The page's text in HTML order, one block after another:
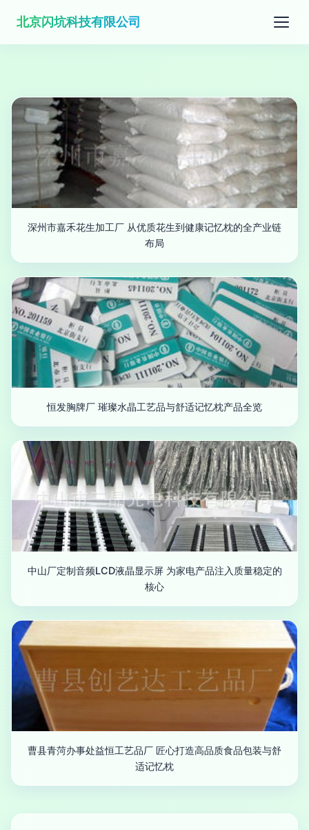
北京闪坑科技有限公司
深州市嘉禾花生加工厂 从优质花生到健康记忆枕的全产业链
布局
恒发胸牌厂 璀璨水晶工艺品与舒适记忆枕产品全览
中山厂定制音频LCD液晶显示屏 为家电产品注入质量稳定的
核心
曹县青菏办事处益恒工艺品厂 匠心打造高品质食品包装与舒
适记忆枕